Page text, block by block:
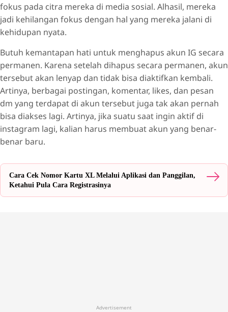
fokus pada citra mereka di media sosial. Alhasil, mereka
jadi kehilangan fokus dengan hal yang mereka jalani di
kehidupan nyata.
Butuh kemantapan hati untuk menghapus akun IG secara
permanen. Karena setelah dihapus secara permanen, akun
tersebut akan lenyap dan tidak bisa diaktifkan kembali.
Artinya, berbagai postingan, komentar, likes, dan pesan
dm yang terdapat di akun tersebut juga tak akan pernah
bisa diakses lagi. Artinya, jika suatu saat ingin aktif di
instagram lagi, kalian harus membuat akun yang benar-
benar baru.
Cara Cek Nomor Kartu XL Melalui Aplikasi dan Panggilan,
Ketahui Pula Cara Registrasinya
Advertisement